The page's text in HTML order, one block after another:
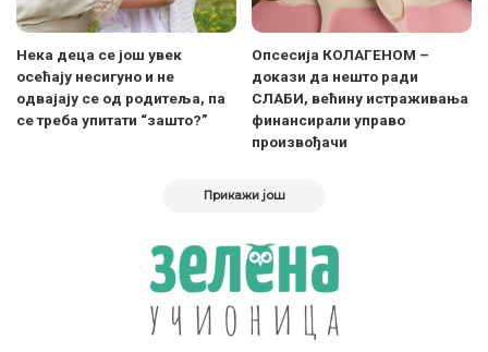
Нека деца се још увек
осећају несигуно и не
одвајају се од родитеља, па
се треба упитати “зашто?”
Опсесија КОЛАГЕНОМ –
докази да нешто ради
СЛАБИ, већину истраживања
финансирали управо
произвођачи
Прикажи још